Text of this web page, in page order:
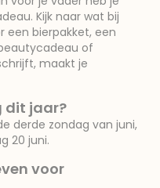
Kijk naar wat bij
een bierpakket, een
of
maakt je
dit jaar?
derde zondag van juni,
20 juni.
voor